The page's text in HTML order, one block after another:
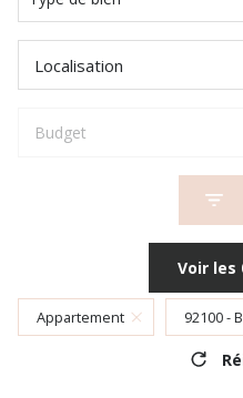
Localisation
Budget
Voir les
Appartement 92100 -